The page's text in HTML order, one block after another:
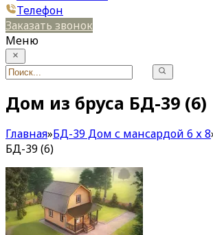
Телефон
Заказать звонок
Меню
Дом из бруса БД-39 (6)
Главная»БД-39 Дом с мансардой 6 х 8
БД-39 (6)